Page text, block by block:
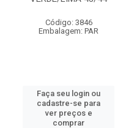
Código: 3846
Embalagem: PAR
Faça seu login ou
cadastre-se para
ver preços e
comprar